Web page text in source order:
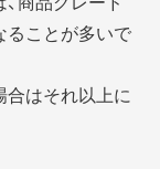
ることが多いで
はそれ以上に